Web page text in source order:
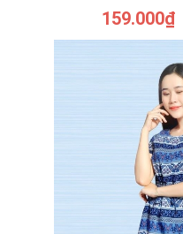
159.000₫